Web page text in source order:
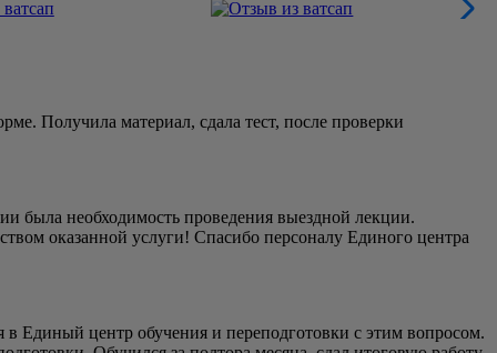
Получила материал, сдала тест, после проверки
была необходимость проведения выездной лекции.
оказанной услуги! Спасибо персоналу Единого центра
в Единый центр обучения и переподготовки с этим вопросом.